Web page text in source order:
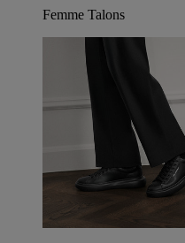
Femme Talons